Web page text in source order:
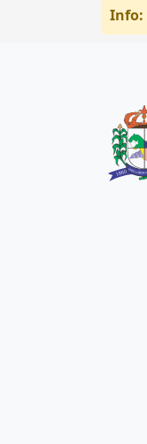
Info: